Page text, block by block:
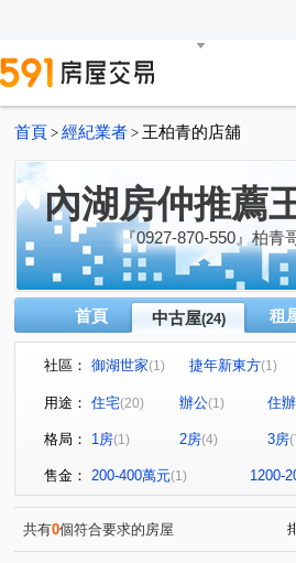
首頁 > 經紀業者 > 王柏青的店舖
內湖房仲推薦
『0927-870-550』柏青
首頁 中古屋(24) 租
社區： 御湖世家(1) 捷年新東方(1)
旺族
永保安康 冠德
喬成大境
上北大 萬
成功路三段(1) 內湖路三段(1)
安康路二段(1) 金湖路(1)
瑞光路(1)
文林北路(1) 民治五街(1)
用途： 住宅(20) 辦公(1) 住辦
格局： 1房(1) 2房(4) 3房
售金： 200-400萬元(1) 1200-
共有0個符合要求的房屋